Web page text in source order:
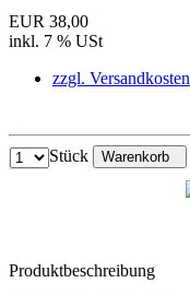
EUR 38,00
inkl. 7 % USt
zzgl. Versandkosten
Stück Warenkorb
Produktbeschreibung